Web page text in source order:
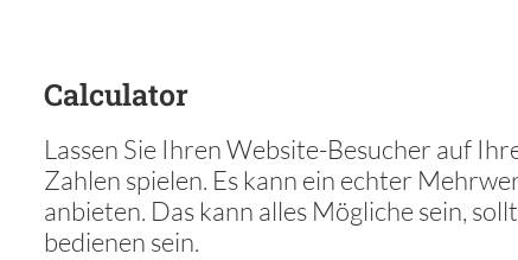
Calculator
Lassen Sie Ihren Website-Besucher auf
Zahlen spielen. Es kann ein echter
anbieten. Das kann alles Mögliche sein,
bedienen sein.